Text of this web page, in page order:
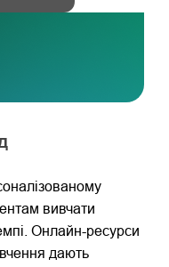
вивчати
Онлайн-ресурси
дають